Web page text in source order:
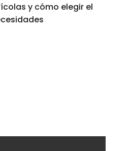
y cómo elegir el